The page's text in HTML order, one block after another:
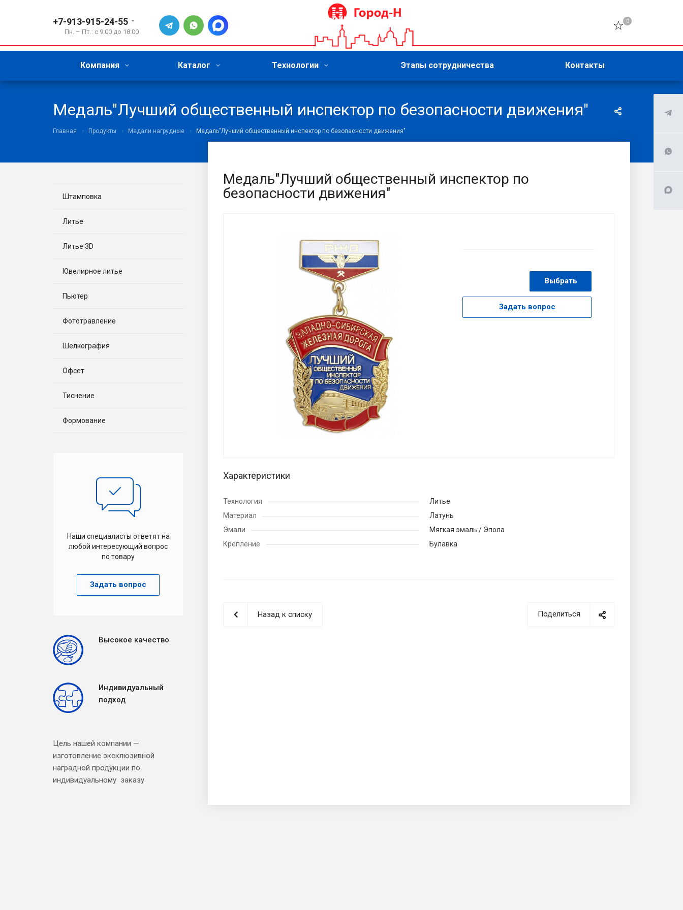
+7-913-915-24-55
Пн. – Пт.: с 9:00 до 18:00
0
Компания Каталог Технологии Этапы сотрудничества Контакты
Медаль"Лучший общественный инспектор по безопасности движения"
Главная Продукты Медали нагрудные Медаль"Лучший общественный инспектор по безопасности движения"
Медаль"Лучший общественный инспектор по
безопасности движения"
Выбрать
Задать вопрос
Характеристики
Технология
Литье
Материал
Латунь
Эмали
Мягкая эмаль / Эпола
Крепление
Булавка
Поделиться
Назад к списку
Штамповка
Литье
Литье 3D
Ювелирное литье
Пьютер
Фототравление
Шелкография
Офсет
Тиснение
Формование
Наши специалисты ответят на
любой интересующий вопрос
по товару
Задать вопрос
Высокое качество
Индивидуальный
подход
Цель нашей компании —
изготовление эксклюзивной
наградной продукции по
индивидуальному заказу